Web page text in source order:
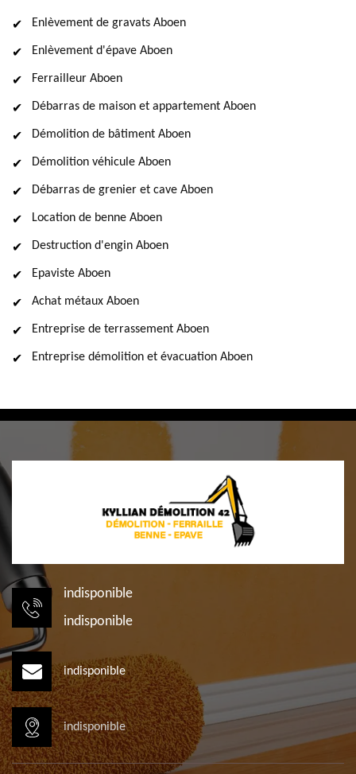
Enlèvement de gravats Aboen
Enlèvement d'épave Aboen
Ferrailleur Aboen
Débarras de maison et appartement Aboen
Démolition de bâtiment Aboen
Démolition véhicule Aboen
Débarras de grenier et cave Aboen
Location de benne Aboen
Destruction d'engin Aboen
Epaviste Aboen
Achat métaux Aboen
Entreprise de terrassement Aboen
Entreprise démolition et évacuation Aboen
indisponible
indisponible
indisponible
indisponible